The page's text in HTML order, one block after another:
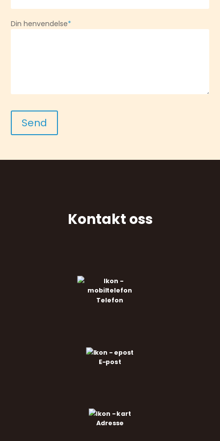
Din henvendelse*
Kontakt oss
Telefon
E-post
Adresse